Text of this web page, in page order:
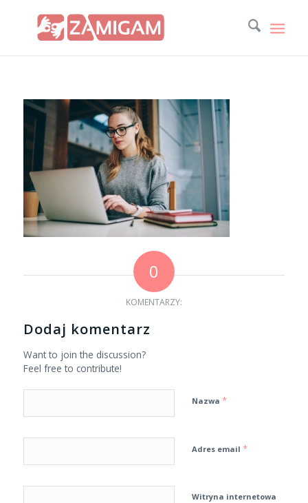
0
KOMENTARZY:
Dodaj komentarz
Want to join the discussion?
Feel free to contribute!
Nazwa *
Adres email *
Witryna internetowa